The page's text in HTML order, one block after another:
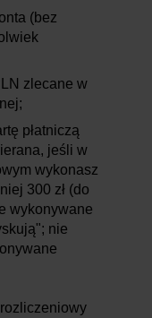
(bez
zlecane w
płatniczą
jeśli w
wykonasz
300 zł (do
wykonywane
nie